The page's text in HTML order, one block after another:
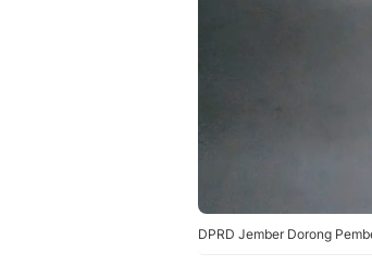
DPRD Jember Dorong